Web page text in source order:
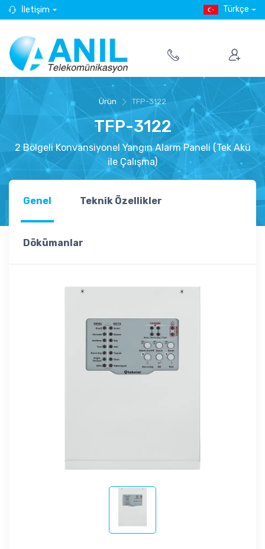
İletişim Türkçe
Ürün TFP-3122
TFP-3122
2 Bölgeli Konvansiyonel Yangın Alarm Paneli (Tek Akü
ile Çalışma)
Genel Teknik Özellikler
Dökümanlar